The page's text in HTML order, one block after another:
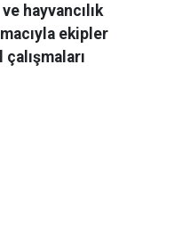
hayvancılık
ekipler